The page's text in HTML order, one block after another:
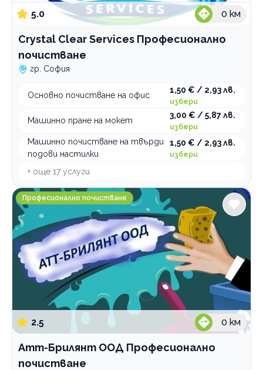
5.0 0 км
Crystal Clear Services Професионално
почистване
гр. София
Основно почистване на офис
1,50 € / 2,93 лв.
избери
Машинно пране на мокет
3,00 € / 5,87 лв.
избери
Машинно почистване на твърди
подови настилки
1,50 € / 2,93 лв.
избери
+ още 17 услуги
Атт-Брилянт ООД Професионално почистване
Професионално почистване
2.5 0 км
Атт-Брилянт ООД Професионално
почистване